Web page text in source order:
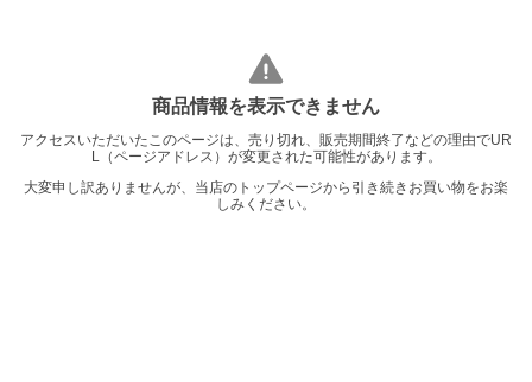
商品情報を表示できません
アクセスいただいたこのページは、売り切れ、販売期間終了などの理由でUR
L（ページアドレス）が変更された可能性があります。
大変申し訳ありませんが、当店のトップページから引き続きお買い物をお楽
しみください。